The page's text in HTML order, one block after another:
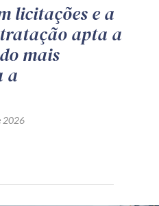
licitações e a
apta a
mais
a
2026